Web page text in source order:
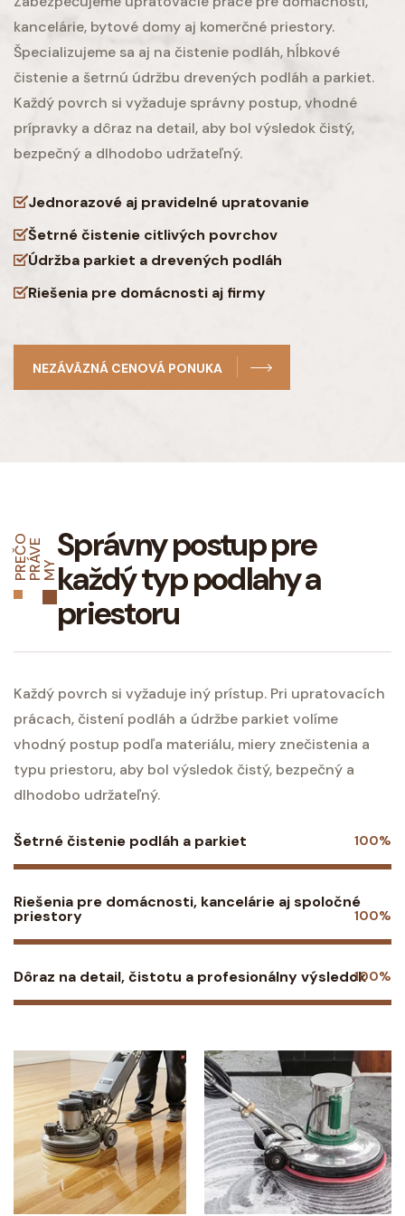
kancelárie, bytové domy aj komerčné priestory.
Špecializujeme sa aj na čistenie podláh, hĺbkové
čistenie a šetrnú údržbu drevených podláh a parkiet.
Každý povrch si vyžaduje správny postup, vhodné
prípravky a dôraz na detail, aby bol výsledok čistý,
bezpečný a dlhodobo udržateľný.
Jednorazové aj pravidelné upratovanie
Šetrné čistenie citlivých povrchov
Údržba parkiet a drevených podláh
Riešenia pre domácnosti aj firmy
NEZÁVÄZNÁ CENOVÁ PONUKA
P
R
E
Č
O
P
R
Á
VE
M Y
Správny postup pre
každý typ podlahy a
priestoru
Každý povrch si vyžaduje iný prístup. Pri upratovacích
prácach, čistení podláh a údržbe parkiet volíme
vhodný postup podľa materiálu, miery znečistenia a
typu priestoru, aby bol výsledok čistý, bezpečný a
dlhodobo udržateľný.
Šetrné čistenie podláh a parkiet 100%
Riešenia pre domácnosti, kancelárie aj spoločné
priestory 100%
Dôraz na detail, čistotu a profesionálny výsledok100%